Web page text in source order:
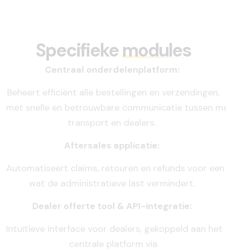
Specifiekemodules
Centraal onderdelenplatform:
Beheert efficiënt alle bestellingen en verzendingen,
met snelle en betrouwbare communicatie tussen
transport en dealers.
Aftersales applicatie:
Automatiseert claims, retouren en refunds voor een
wat de administratieve last vermindert.
Dealer offerte tool & API-integratie:
Intuïtieve interface voor dealers, gekoppeld aan het
centrale platform via